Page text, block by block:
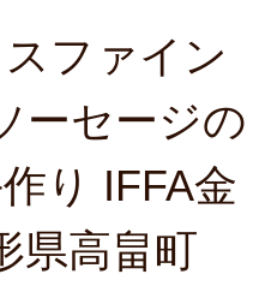
ファイン
ーセージの
り IFFA金
県高畠町